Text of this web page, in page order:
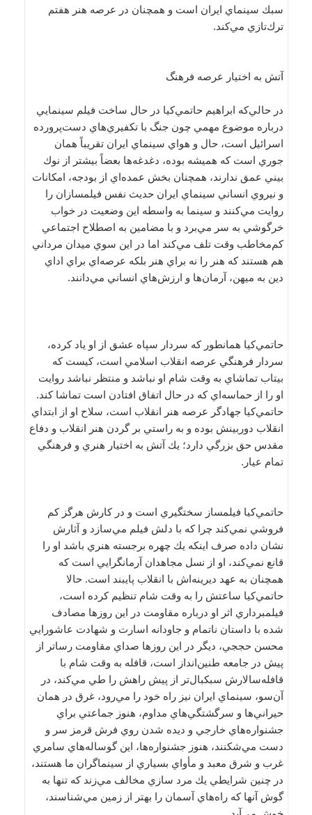
سبك سينماي ايران است و همچنان در عرصه هنر هفتم
ترك‌تازي مي‌كند.
آتش به اختيار عرصه فرهنگ
در حالي‌كه ابراهيم حاتمي‌كيا در حال ساخت فيلم سينمايي
درباره موضوع مهمي چون جنگ با تكفيري‌هاي دست‌پرورده
اسرائيل است، حال و هواي سينماي ايران تقريباً همان
جوري است كه هميشه بوده، دغدغه‌ها بعضاً بيشتر از نوك
بيني عمق ندارند، همچنان بخش عمده‌اي از بودجه، امكانات
و نيروي انساني سينماي ايران حديث نفس فيلمسازان را
روايت مي‌كنند و سينما به واسطه اين وضعيت در خواب
خرگوشي به سر مي‌برد و با مضامين به اصطلاح اجتماعي
كم‌مخاطب وقت تلف مي‌كند اما در اين سوي ميدان مرداني
هم هستند كه هنر را نه براي هنر بلكه عرصه‌اي براي اداي
دين به ميهن، آرمان‌ها و ارزش‌هاي انساني مي‌دانند.
حاتمي‌كيا همانطور كه سردار سپاه عشق از او ياد كرده،
سردار فرهنگي عرصه انقلاب اسلامي است، كيست كه
بيتاب تماشاي به وقت شام او نباشد و منتظر نباشد روايت
او را از حماسه‌اي كه در حال اتفاق افتادن است تماشا كند.
حاتمي‌كيا جهادگر عرصه هنر انقلاب است، سلاح او از ابتداي
انقلاب دوربينش بوده و به راستي بر گردن هنر انقلاب و دفاع
مقدس حق بزرگي دارد؛ يك آتش به اختيار هنري و فرهنگي
تمام عيار.
حاتمي‌كيا فيلمساز سختگيري است و در كارش هرگز كم
فروشي نمي‌كند چرا كه با دلش فيلم مي‌سازد و آثارش
نشان داده صرف اينكه يك چهره برجسته هنري باشد او را
قانع نمي‌كند، او از نسل مجاهدان آرمانگرايي است كه
همچنان به عهد ديرينه‌اش با انقلاب پايبند است. حالا
حاتمي‌كيا ساعتش را به وقت شام تنظيم كرده است،
فيلمبرداري اثر او درباره مقاومت در اين روزها مصادف
شده با داستان ناتمام و جاودانه اسارت و شهادت عاشورايي
محسن حججي، ديگر در اين روزها صداي مقاومت رساتر از
پيش در جامعه طنين‌انداز است، قافله به وقت شام با
قافله‌سالارش سبكبال‌تر از پيش راهش را طي مي‌كند، در
آن‌سو، سينماي ايران نيز راه خود را مي‌رود، غرق در همان
حيراني‌ها و سرگشتگي‌هاي مداوم، هنوز جماعتي براي
جشنواره‌هاي خارجي و ديده شدن روي فرش قرمز سر و
دست مي‌شكنند، هنوز جشنواره‌ها، اين گوساله‌هاي سامري
غرب و شرق معبد و مأواي بسياري از سينماگران ما هستند،
در چنين شرايطي يك مرد‌ سازي مخالف مي‌زند كه تنها به
گوش آنها كه راه‌هاي آسمان را بهتر از زمين مي‌شناسند،